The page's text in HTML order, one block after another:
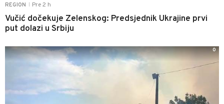
REGION Pre 2 h
Vučić dočekuje Zelenskog: Predsjednik Ukrajine prvi
put dolazi u Srbiju
0